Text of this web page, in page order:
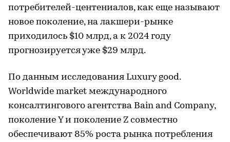
потребителей-центениалов, как еще называют
новое поколение, на лакшери-рынке
приходилось $10 млрд, а к 2024 году
прогнозируется уже $29 млрд.
По данным исследования Luxury good.
Worldwide market международного
консалтингового агентства Bain and Company,
поколение Y и поколение Z совместно
обеспечивают 85% роста рынка потребления